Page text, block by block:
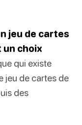
jeu de cartes
choix
qui existe
jeu de cartes de
des